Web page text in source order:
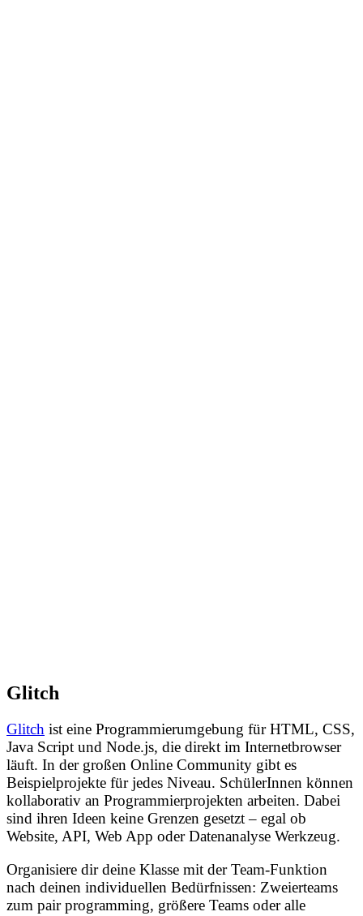
Glitch
Glitch ist eine Programmierumgebung für HTML, CSS,
Java Script und Node.js, die direkt im Internetbrowser
läuft. In der großen Online Community gibt es
Beispielprojekte für jedes Niveau. SchülerInnen können
kollaborativ an Programmierprojekten arbeiten. Dabei
sind ihren Ideen keine Grenzen gesetzt – egal ob
Website, API, Web App oder Datenanalyse Werkzeug.
Organisiere dir deine Klasse mit der Team-Funktion
nach deinen individuellen Bedürfnissen: Zweierteams
zum pair programming, größere Teams oder alle